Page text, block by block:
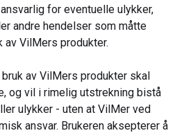
for eventuelle ulykker,
andre hendelser som måtte
VilMers produkter.
av VilMers produkter skal
og vil i rimelig utstrekning bistå
ulykker - uten at VilMer ved
ansvar. Brukeren aksepterer å